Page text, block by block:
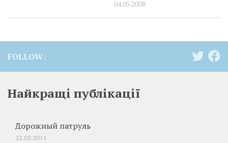
04.05.2008
FOLLOW:
Найкращі публікації
Дорожный патруль
22.02.2011